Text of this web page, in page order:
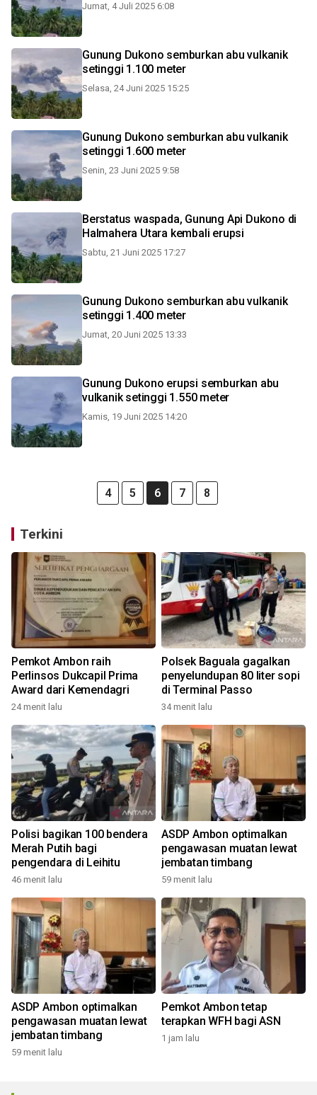
Jumat, 4 Juli 2025 6:08
Gunung Dukono semburkan abu vulkanik
setinggi 1.100 meter
Selasa, 24 Juni 2025 15:25
Gunung Dukono semburkan abu vulkanik
setinggi 1.600 meter
Senin, 23 Juni 2025 9:58
Berstatus waspada, Gunung Api Dukono di
Halmahera Utara kembali erupsi
Sabtu, 21 Juni 2025 17:27
Gunung Dukono semburkan abu vulkanik
setinggi 1.400 meter
Jumat, 20 Juni 2025 13:33
Gunung Dukono erupsi semburkan abu
vulkanik setinggi 1.550 meter
Kamis, 19 Juni 2025 14:20
4 5 6 7 8
Terkini
Pemkot Ambon raih
Perlinsos Dukcapil Prima
Award dari Kemendagri
24 menit lalu
Polsek Baguala gagalkan
penyelundupan 80 liter sopi
di Terminal Passo
34 menit lalu
Polisi bagikan 100 bendera
Merah Putih bagi
pengendara di Leihitu
46 menit lalu
ASDP Ambon optimalkan
pengawasan muatan lewat
jembatan timbang
59 menit lalu
ASDP Ambon optimalkan
pengawasan muatan lewat
jembatan timbang
59 menit lalu
Pemkot Ambon tetap
terapkan WFH bagi ASN
1 jam lalu